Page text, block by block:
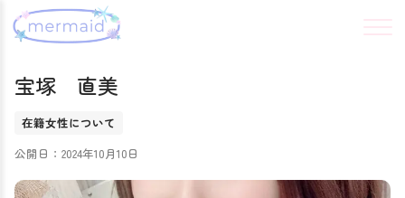
宝塚 直美
在籍女性について
公開日：2024年10月10日